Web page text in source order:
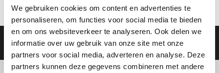
We gebruiken cookies om content en advertenties te
personaliseren, om functies voor social media te bieden
en om ons websiteverkeer te analyseren. Ook delen we
informatie over uw gebruik van onze site met onze
partners voor social media, adverteren en analyse. Deze
partners kunnen deze gegevens combineren met andere
Aanbod| Keukens |Levering|Garantie|Privacy Beleid